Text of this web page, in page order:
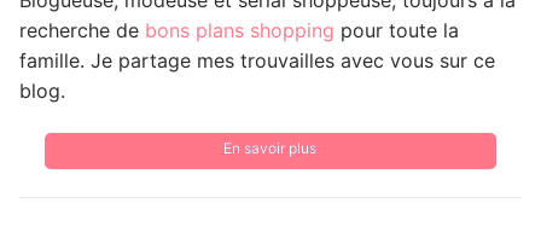
recherche de bons plans shopping pour toute la
famille. Je partage mes trouvailles avec vous sur ce
blog.
En savoir plus